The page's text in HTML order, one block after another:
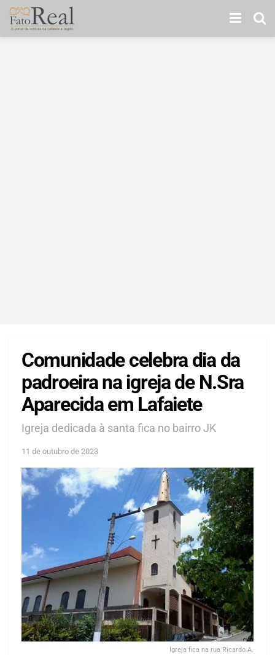
Comunidade celebra dia da
padroeira na igreja de N.Sra
Aparecida em Lafaiete
Igreja dedicada à santa fica no bairro JK
11 de outubro de 2023
Igreja fica na rua Ricardo A.